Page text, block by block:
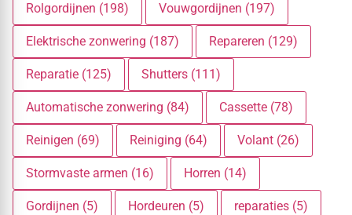
Rolgordijnen (198) Vouwgordijnen (197)
Elektrische zonwering (187) Repareren (129)
Reparatie (125) Shutters (111)
Automatische zonwering (84) Cassette (78)
Reinigen (69) Reiniging (64) Volant (26)
Stormvaste armen (16) Horren (14)
Gordijnen (5) Hordeuren (5) reparaties (5)